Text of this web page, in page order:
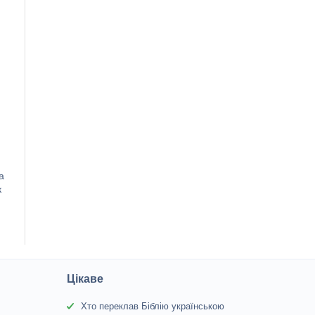
Цікаве
Хто переклав Біблію українською